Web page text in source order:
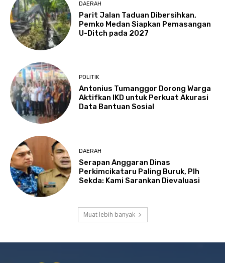
DAERAH
Parit Jalan Taduan Dibersihkan,
Pemko Medan Siapkan Pemasangan
U-Ditch pada 2027
POLITIK
Antonius Tumanggor Dorong Warga
Aktifkan IKD untuk Perkuat Akurasi
Data Bantuan Sosial
DAERAH
Serapan Anggaran Dinas
Perkimcikataru Paling Buruk, Plh
Sekda: Kami Sarankan Dievaluasi
Muat lebih banyak